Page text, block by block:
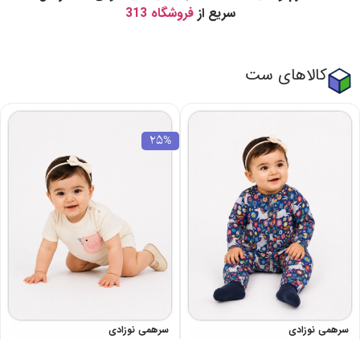
سریع ازفروشگاه 313
کالاهای ست
سرهمی نوزادی
25%
سرهمی نوزادی